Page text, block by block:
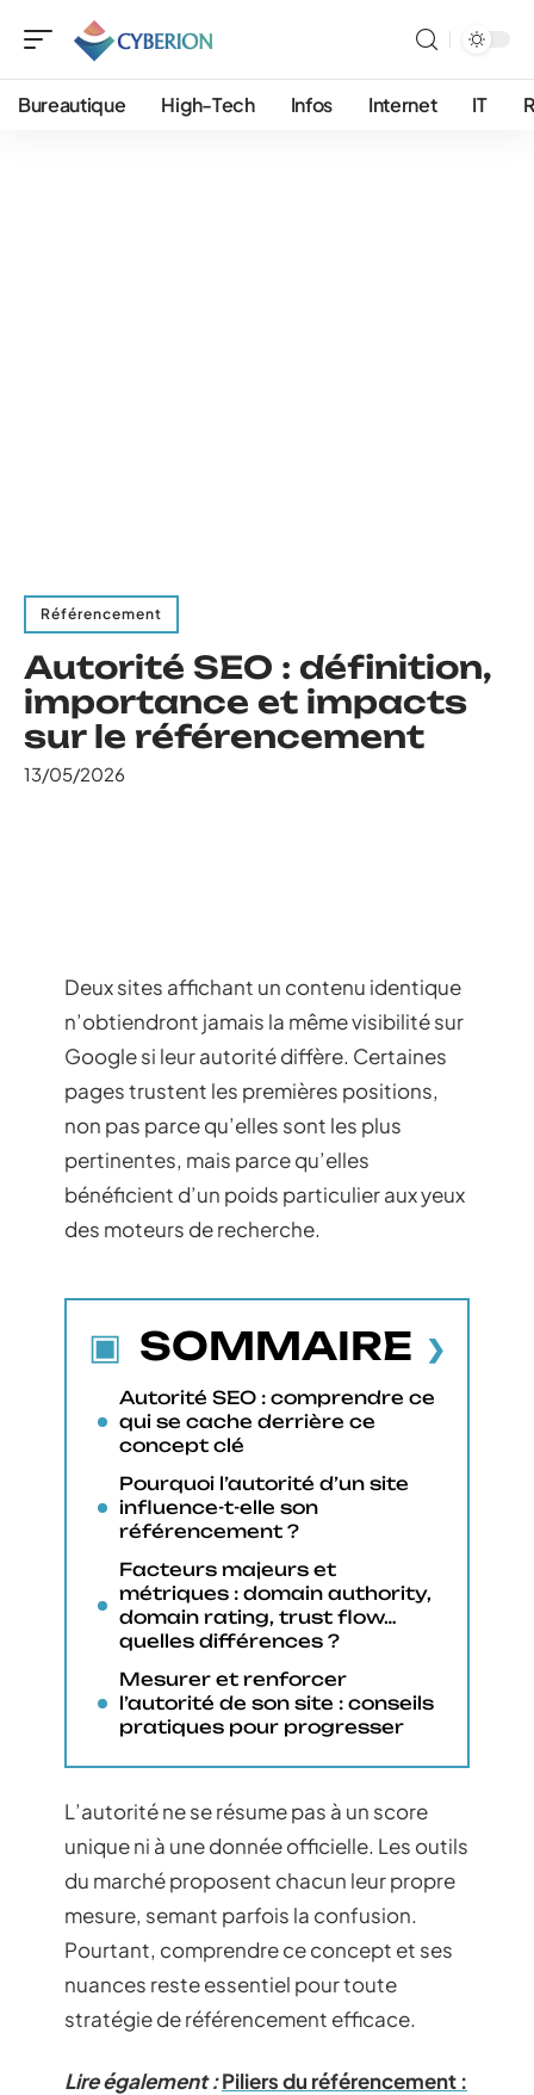
Bureautique High-Tech Infos Internet IT
Référencement
Autorité SEO : définition,
importance et impacts
sur le référencement
13/05/2026
Deux sites affichant un contenu identique
n’obtiendront jamais la même visibilité sur
Google si leur autorité diffère. Certaines
pages trustent les premières positions,
non pas parce qu’elles sont les plus
pertinentes, mais parce qu’elles
bénéficient d’un poids particulier aux yeux
des moteurs de recherche.
SOMMAIRE
Autorité SEO : comprendre ce
qui se cache derrière ce
concept clé
Pourquoi l’autorité d’un site
influence-t-elle son
référencement ?
Facteurs majeurs et
métriques : domain authority,
domain rating, trust flow…
quelles différences ?
Mesurer et renforcer
l’autorité de son site : conseils
pratiques pour progresser
L’autorité ne se résume pas à un score
unique ni à une donnée officielle. Les outils
du marché proposent chacun leur propre
mesure, semant parfois la confusion.
Pourtant, comprendre ce concept et ses
nuances reste essentiel pour toute
stratégie de référencement efficace.
Lire également :Piliers du référencement :